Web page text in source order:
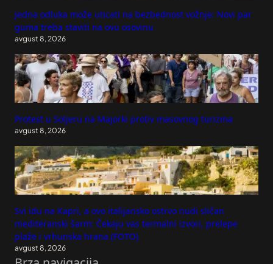
Jedna odluka može uticati na bezbednost vožnje: Novi par
guma treba staviti na ovu osovinu
avgust 8, 2026
Protest u Soljeru na Majorki protiv masovnog turizma
avgust 8, 2026
Svi idu na Kapri, a ovo italijansko ostrvo nudi sličan
mediteranski šarm: Čekaju vas termalni izvori, prelepe
plaže i vrhunska hrana (FOTO)
avgust 8, 2026